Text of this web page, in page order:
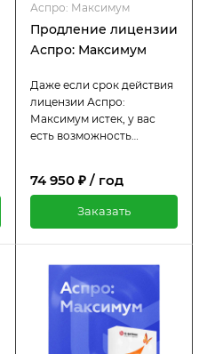
Аспро: Максимум
Продление лицензии
Аспро: Максимум
Даже если срок действия
лицензии Аспро:
Максимум истек, у вас
есть возможность
оригинальной цены. Пока
регулярными
обновлениями и
технической поддержкой.
74 950 ₽ / год
Заказать